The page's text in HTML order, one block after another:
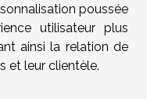
poussée
utilisateur plus
ainsi la relation de
et leur clientèle.